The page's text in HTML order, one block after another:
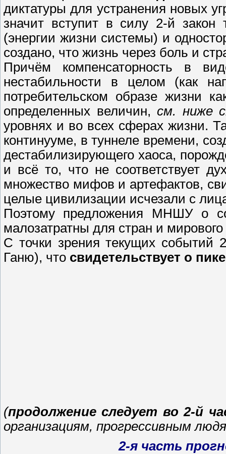
диктатуры для устранения новых
значит вступит в силу 2-й закон
(энергии жизни системы) и
создано, что жизнь через боль и
Причём компенсаторность в
нестабильности в целом (как
потребительском образе жизни
определенных величин,см. ниже
уровнях и во всех сферах жизни.
континууме, в туннеле времени,
дестабилизирующего хаоса,
и всё то, что не соответствует
множество мифов и артефактов,
целые цивилизации исчезали с
Поэтому предложения МНШУ о
малозатратны для стран и
С точки зрения текущих событий
Ганю), что свидетельствует о
(продолжение следует во 2-й
организациям, прогрессивным
2-я часть